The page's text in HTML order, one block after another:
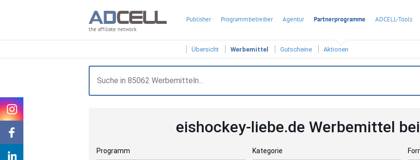
the affiliate network
Publisher Programmbetreiber Agentur Partnerprogramme ADCELL-Tools
Übersicht Werbemittel Gutscheine Aktionen
eishockey-liebe.de Werbemittel bei
Programm
Kategorie